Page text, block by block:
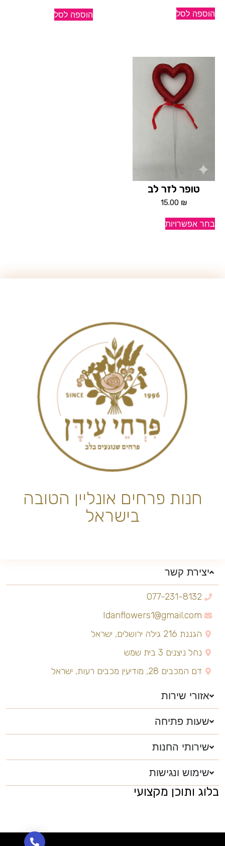
הוספה לסל הוספה לסל
טופר לזר לב
15.00 ₪
בחר אפשרויות
חנות פרחים אונליין הטובה
בישראל
יצירת קשר
077-231-8132
Idanflowers1@gmail.com
הגננת 216 גילה ירושלים, ישראל
נחל ניצנים 3 בית שמש
דם המכבים 28, מודיעין מכבים רעות, ישראל
אזורי שירות
שעות פתיחה
שירותי החנות
שימוש ונגישות
בלוג ותוכן מקצועי